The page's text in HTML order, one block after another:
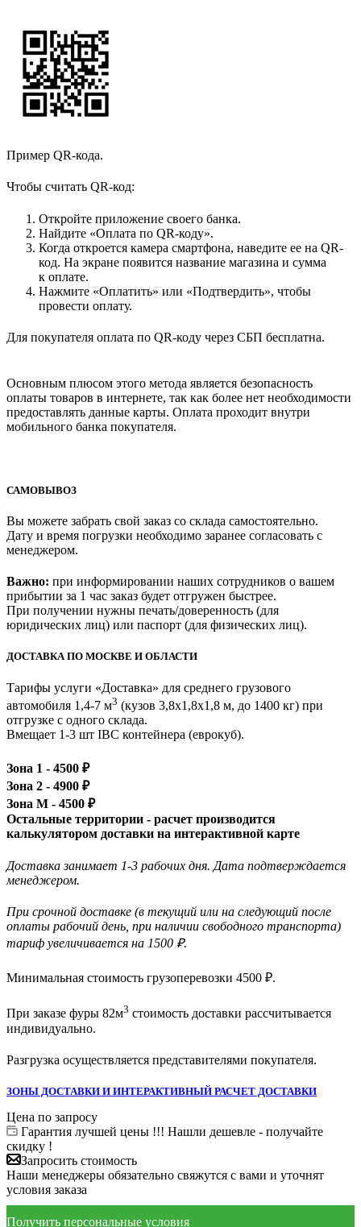
Пример QR-кода.
Чтобы считать QR-код:
Откройте приложение своего банка.
Найдите «Оплата по QR-коду».
Когда откроется камера смартфона, наведите ее на QR-
код. На экране появится название магазина и сумма
к оплате.
Нажмите «Оплатить» или «Подтвердить», чтобы
провести оплату.
Для покупателя оплата по QR-коду через СБП бесплатна.
Основным плюсом этого метода является безопасность
оплаты товаров в интернете, так как более нет необходимости
предоставлять данные карты. Оплата проходит внутри
мобильного банка покупателя.
САМОВЫВОЗ
Вы можете забрать свой заказ со склада самостоятельно.
Дату и время погрузки необходимо заранее согласовать с
менеджером.
Важно: при информировании наших сотрудников о вашем
прибытии за 1 час заказ будет отгружен быстрее.
При получении нужны печать/доверенность (для
юридических лиц) или паспорт (для физических лиц).
ДОСТАВКА ПО МОСКВЕ И ОБЛАСТИ
Тарифы услуги «Доставка» для среднего грузового
автомобиля 1,4-7 м3 (кузов 3,8x1,8x1,8 м, до 1400 кг) при
отгрузке с одного склада.
Вмещает 1-3 шт IBC контейнера (еврокуб).
Зона 1 - 4500 ₽
Зона 2 - 4900 ₽
Зона М - 4500 ₽
Остальные территории - расчет производится
калькулятором доставки на интерактивной карте
Доставка занимает 1-3 рабочих дня. Дата подтверждается
менеджером.
При срочной доставке (в текущий или на следующий после
оплаты рабочий день, при наличии свободного транспорта)
тариф увеличивается на 1500 ₽.
Минимальная стоимость грузоперевозки 4500 ₽.
При заказе фуры 82м3 стоимость доставки рассчитывается
индивидуально.
Разгрузка осуществляется представителями покупателя.
ЗОНЫ ДОСТАВКИ И ИНТЕРАКТИВНЫЙ РАСЧЕТ ДОСТАВКИ
Цена по запросу
Гарантия лучшей цены !!! Нашли дешевле - получайте
скидку !
Запросить стоимость
Наши менеджеры обязательно свяжутся с вами и уточнят
условия заказа
Получить персональные условия